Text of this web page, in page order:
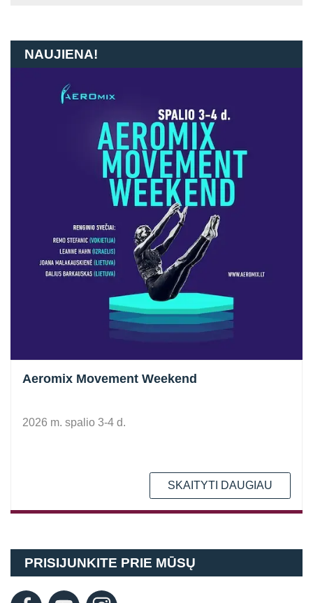
NAUJIENA!
Aeromix Movement Weekend
2026 m. spalio 3-4 d.
SKAITYTI DAUGIAU
PRISIJUNKITE PRIE MŪSŲ